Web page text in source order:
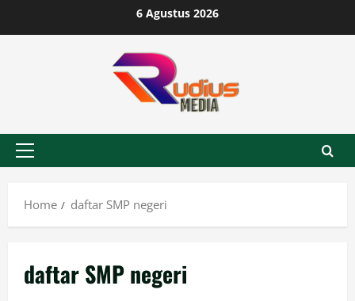
to
6 Agustus 2026
Primary
Home
daftar SMP negeri
daftar SMP negeri